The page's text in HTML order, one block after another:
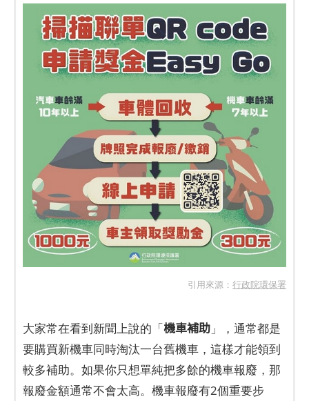
引用來源： 行政院環保署
大家常在看到新聞上說的「機車補助 」，通常都是
要購買新機車同時淘汰一台舊機車，這樣才能領到
較多補助。如果你只想單純把多餘的機車報廢，那
報廢金額通常不會太高。機車報廢有2個重要步